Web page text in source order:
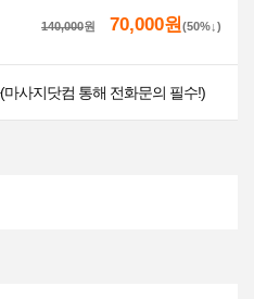
140,000원 70,000원 (50%↓)
사지닷컴 통해 전화문의 필수!)